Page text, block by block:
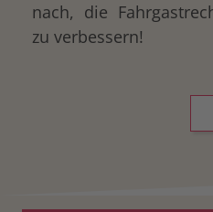
nach, die
zu verbessern!